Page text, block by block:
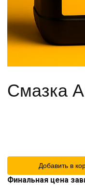
Смазка
Добавить в
Финальная цена